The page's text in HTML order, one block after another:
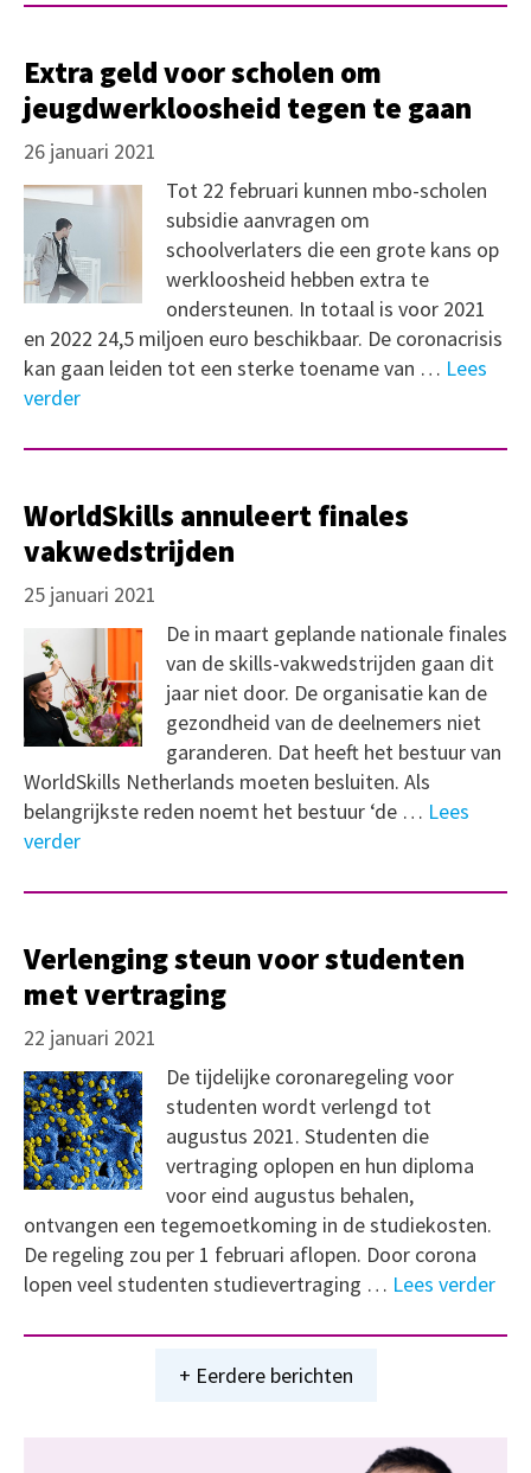
Extra geld voor scholen om
jeugdwerkloosheid tegen te gaan
26 januari 2021
Tot 22 februari kunnen mbo-scholen
subsidie aanvragen om
schoolverlaters die een grote kans op
werkloosheid hebben extra te
ondersteunen. In totaal is voor 2021
en 2022 24,5 miljoen euro beschikbaar. De coronacrisis
kan gaan leiden tot een sterke toename van … Lees
verder
WorldSkills annuleert finales
vakwedstrijden
25 januari 2021
De in maart geplande nationale finales
van de skills-vakwedstrijden gaan dit
jaar niet door. De organisatie kan de
gezondheid van de deelnemers niet
garanderen. Dat heeft het bestuur van
WorldSkills Netherlands moeten besluiten. Als
belangrijkste reden noemt het bestuur ‘de … Lees
verder
Verlenging steun voor studenten
met vertraging
22 januari 2021
De tijdelijke coronaregeling voor
studenten wordt verlengd tot
augustus 2021. Studenten die
vertraging oplopen en hun diploma
voor eind augustus behalen,
ontvangen een tegemoetkoming in de studiekosten.
De regeling zou per 1 februari aflopen. Door corona
lopen veel studenten studievertraging … Lees verder
+ Eerdere berichten